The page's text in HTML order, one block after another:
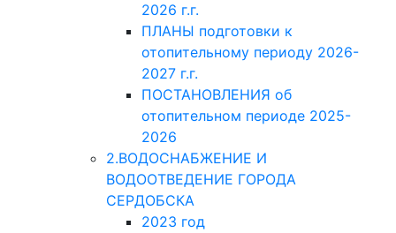
2026 г.г.
ПЛАНЫ подготовки к
отопительному периоду 2026-
2027 г.г.
ПОСТАНОВЛЕНИЯ об
отопительном периоде 2025-
2026
2.ВОДОСНАБЖЕНИЕ И
ВОДООТВЕДЕНИЕ ГОРОДА
СЕРДОБСКА
2023 год